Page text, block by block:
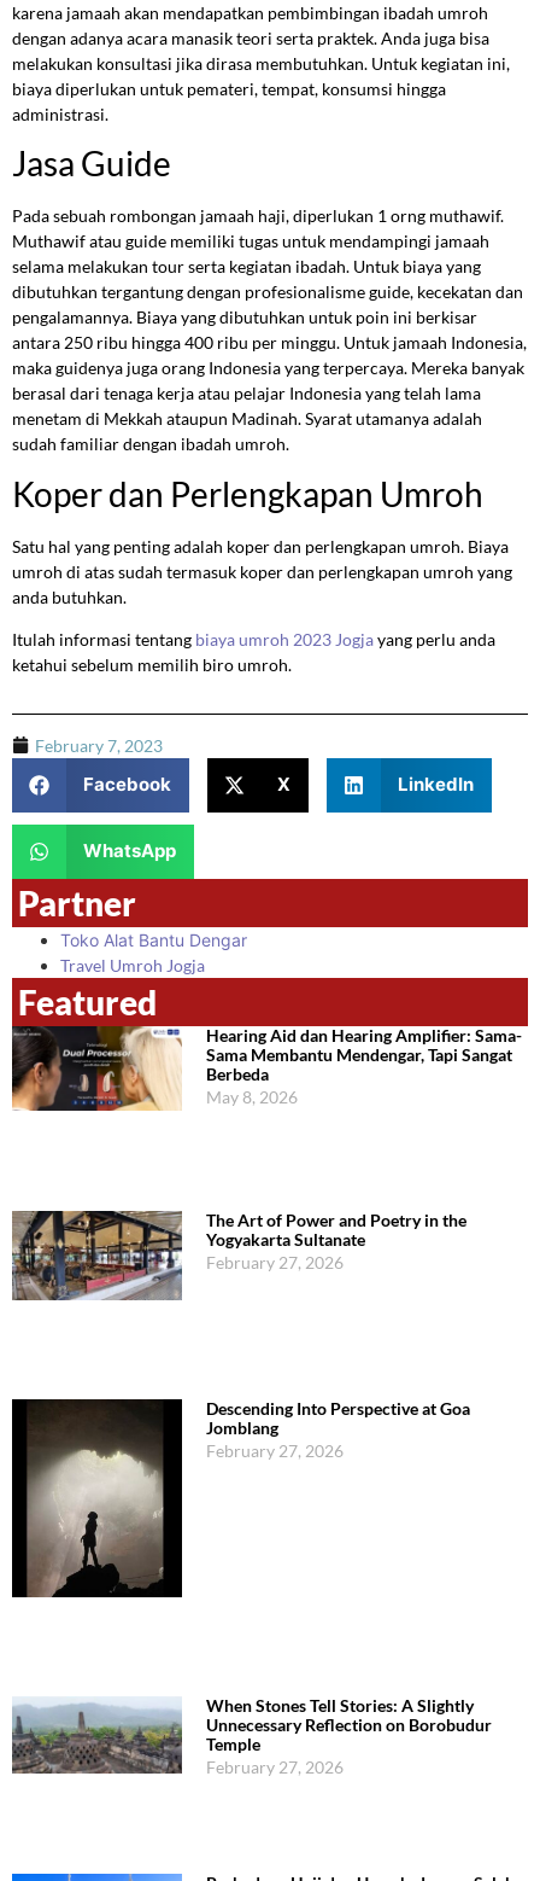
karena jamaah akan mendapatkan pembimbingan ibadah umroh
dengan adanya acara manasik teori serta praktek. Anda juga bisa
melakukan konsultasi jika dirasa membutuhkan. Untuk kegiatan ini,
biaya diperlukan untuk pemateri, tempat, konsumsi hingga
administrasi.
Jasa Guide
Pada sebuah rombongan jamaah haji, diperlukan 1 orng muthawif.
Muthawif atau guide memiliki tugas untuk mendampingi jamaah
selama melakukan tour serta kegiatan ibadah. Untuk biaya yang
dibutuhkan tergantung dengan profesionalisme guide, kecekatan dan
pengalamannya. Biaya yang dibutuhkan untuk poin ini berkisar
antara 250 ribu hingga 400 ribu per minggu. Untuk jamaah Indonesia,
maka guidenya juga orang Indonesia yang terpercaya. Mereka banyak
berasal dari tenaga kerja atau pelajar Indonesia yang telah lama
menetam di Mekkah ataupun Madinah. Syarat utamanya adalah
sudah familiar dengan ibadah umroh.
Koper dan Perlengkapan Umroh
Satu hal yang penting adalah koper dan perlengkapan umroh. Biaya
umroh di atas sudah termasuk koper dan perlengkapan umroh yang
anda butuhkan.
Itulah informasi tentang biaya umroh 2023 Jogjayang perlu anda
ketahui sebelum memilih biro umroh.
February 7, 2023
Facebook X LinkedIn
WhatsApp
Partner
Toko Alat Bantu Dengar
Travel Umroh Jogja
Featured
Hearing Aid dan Hearing Amplifier: Sama-
Sama Membantu Mendengar, Tapi Sangat
Berbeda
May 8, 2026
The Art of Power and Poetry in the
Yogyakarta Sultanate
February 27, 2026
Descending Into Perspective at Goa
Jomblang
February 27, 2026
When Stones Tell Stories: A Slightly
Unnecessary Reflection on Borobudur
Temple
February 27, 2026